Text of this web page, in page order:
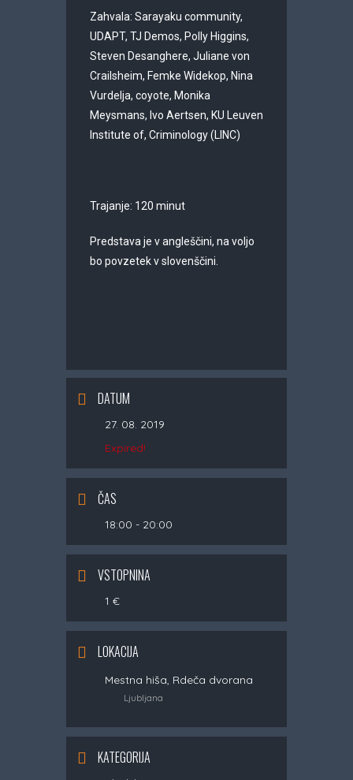
Zahvala: Sarayaku community,
UDAPT, TJ Demos, Polly Higgins,
Steven Desanghere, Juliane von
Crailsheim, Femke Widekop, Nina
Vurdelja, coyote, Monika
Meysmans, Ivo Aertsen, KU Leuven
Institute of, Criminology (LINC)
Trajanje: 120 minut
Predstava je v angleščini, na voljo
bo povzetek v slovenščini.
DATUM
27. 08. 2019
Expired!
ČAS
18:00 - 20:00
VSTOPNINA
1 €
LOKACIJA
Mestna hiša, Rdeča dvorana
Ljubljana
KATEGORIJA